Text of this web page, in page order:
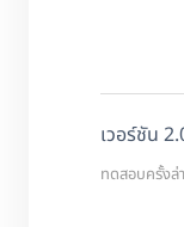
เวอร์ชัน
ทดสอบครั้งล่